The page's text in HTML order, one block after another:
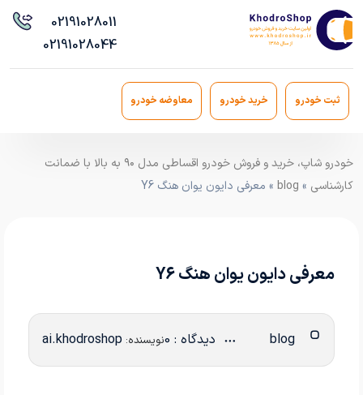
02191028011
02191028044
ثبت خودرو خرید خودرو معاوضه خودرو
خودرو شاپ، خرید و فروش خودرو اقساطی مدل ۹۰ به بالا با ضمانت
کارشناسی »
blog » معرفی دایون یوان هنگ Y6
معرفی دایون یوان هنگ Y6
دیدگاه : 0 نویسنده:ai.khodroshop